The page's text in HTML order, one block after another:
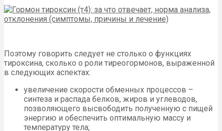
Поэтому говорить следует не столько о функциях
тироксина, сколько о роли тиреогормонов, выраженной
в следующих аспектах:
увеличение скорости обменных процессов –
синтеза и распада белков, жиров и углеводов,
позволяющего высвободить полученную с пищей
энергию и обеспечить оптимальную массу и
температуру тела;